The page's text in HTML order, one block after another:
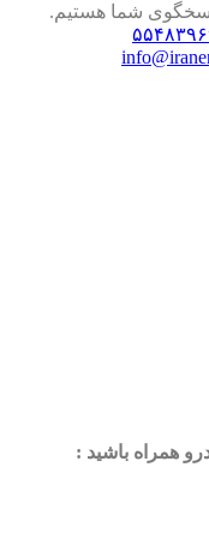
همراه باشید :